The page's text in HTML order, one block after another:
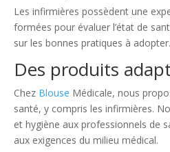
Les infirmières possèdent une
formées pour évaluer l’état de
sur les bonnes pratiques à
Des produits
Chez Blouse Médicale, nous
santé, y compris les infirmières.
et hygiène aux professionnels de
aux exigences du milieu médical.